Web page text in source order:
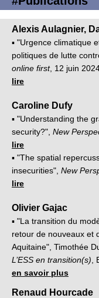
Alexis Aulagnier,
▪ "Urgence climatique
politiques de lutte
online first, 12 juin
lire
Caroline Dufy
▪ "Understanding the
security?", New
lire
▪ "The spatial
insecurities", New
lire
Olivier Gajac
▪ "La transition du
retour de nouveaux et
Aquitaine", Timothée
L’ESS en transition(s)
en savoir plus
Renaud Hourcade